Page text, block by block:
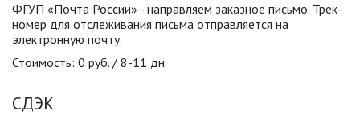
ФГУП «Почта России» - направляем заказное письмо. Трек-
номер для отслеживания письма отправляется на
электронную почту.
Стоимость: 0 руб. / 8-11 дн.
СДЭК